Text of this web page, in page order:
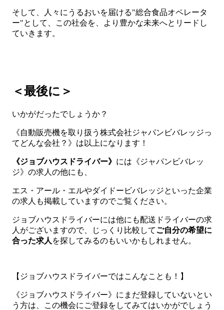
そして、人々にうるおいを届ける"総合食品オペレータ
ー"として、この社会を、より豊かな未来へとリードし
ていきます。
＜最後に＞
いかがだったでしょうか？
《自動販売機を取り扱う株式会社ジャパンビバレッジっ
てどんな会社？》は以上になります！
《ジョブハウスドライバー》 には《ジャパンビバレッ
ジ》の求人の他にも、
エス・アール・エルやダイドービバレッジといった企業
の求人も掲載していますのでご覧ください。
ジョブハウスドライバーには他にも配送ドライバーの求
人がございますので、じっくり比較してご自分の希望に
合った求人 を探してみるのもいいかもしれません。
【ジョブハウスドライバーではこんなことも！】
《ジョブハウスドライバー》にまだ登録していないとい
う方は、この機会にご登録をしてみてはいかがでしょう